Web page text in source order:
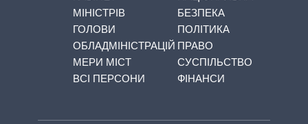
МІНІСТРІВ
ГОЛОВИ
ОБЛАДМІНІСТРАЦІЙ
МЕРИ МІСТ
ВСІ ПЕРСОНИ
БЕЗПЕКА
ПОЛІТИКА
ПРАВО
СУСПІЛЬСТВО
ФІНАНСИ